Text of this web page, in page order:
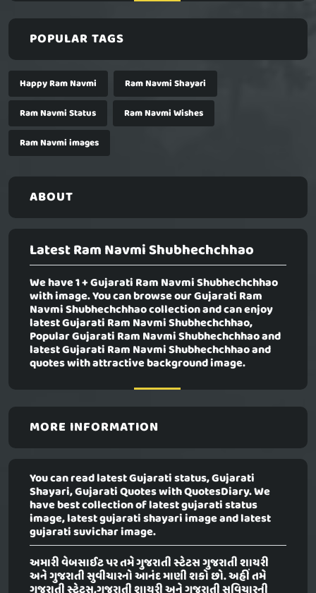
POPULAR TAGS
Happy Ram Navmi
Ram Navmi Shayari
Ram Navmi Status
Ram Navmi Wishes
Ram Navmi images
ABOUT
Latest Ram Navmi Shubhechchhao
We have 1 + Gujarati Ram Navmi Shubhechchhao
with image. You can browse our Gujarati Ram
Navmi Shubhechchhao collection and can enjoy
latest Gujarati Ram Navmi Shubhechchhao,
Popular Gujarati Ram Navmi Shubhechchhao and
latest Gujarati Ram Navmi Shubhechchhao and
quotes with attractive background image.
MORE INFORMATION
You can read latest Gujarati status, Gujarati
Shayari, Gujarati Quotes with QuotesDiary. We
have best collection of latest gujarati status
image, latest gujarati shayari image and latest
gujarati suvichar image.
અમારી વેબસાઈટ પર તમે ગુજરાતી સ્ટેટસ ગુજરાતી શાયરી
અને ગુજરાતી સુવીચારનો આનંદ માણી શકો છો. અહીં તમે